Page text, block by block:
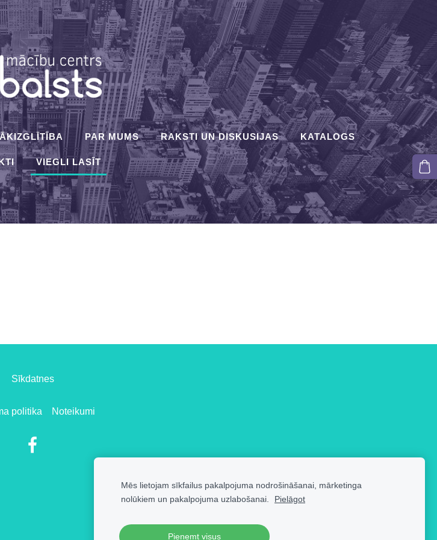
PAR MUMS RAKSTI UN DISKUSIJAS KATALOGS
VIEGLI LASĪT
Sīkdatnes
politika Noteikumi
Mēs lietojam sīkfailus pakalpojuma nodrošināšanai, mārketinga
nolūkiem un pakalpojuma uzlabošanai.
Pielāgot
Pieņemt visus